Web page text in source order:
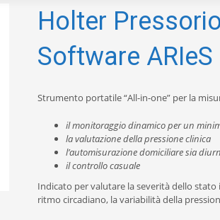
Holter
Software ARIeS
Strumento portatile “All-in-one” per la
il monitoraggio dinamico per un
la valutazione della pressione clinica
l’automisurazione domiciliare sia
il controllo casuale
Indicato per valutare la severità dello
ritmo circadiano, la variabilità della